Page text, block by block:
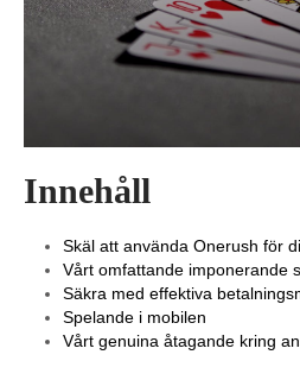
Innehåll
Skäl att använda Onerush för
Vårt omfattande imponerande
Säkra med effektiva
Spelande i mobilen
Vårt genuina åtagande kring